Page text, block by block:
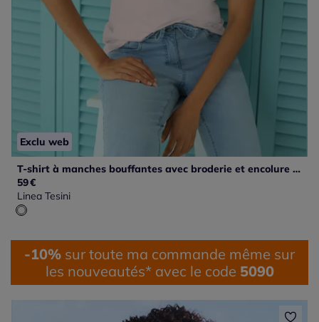
Exclu web
T-shirt à manches bouffantes avec broderie et encolure ronde
59€
Linea Tesini
-10% sur toute ma commande même sur
les nouveautés* avec le code 5090